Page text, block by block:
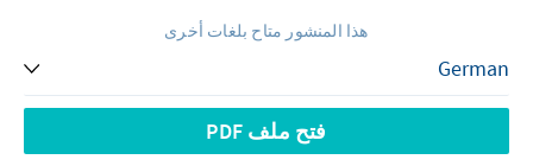
هذا المنشور متاح بلغات أخرى
فتح ملف PDF